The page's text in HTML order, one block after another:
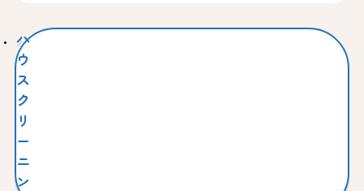
ハ
ウ
ス
ク
リ
ー
ニ
ン